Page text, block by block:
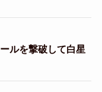
ルを撃破して白星